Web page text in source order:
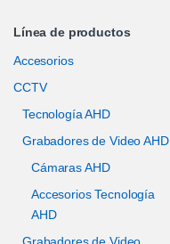
Línea de productos
Accesorios
CCTV
Tecnología AHD
Grabadores de Video AHD
Cámaras AHD
Accesorios Tecnología
AHD
Grabadores de Video